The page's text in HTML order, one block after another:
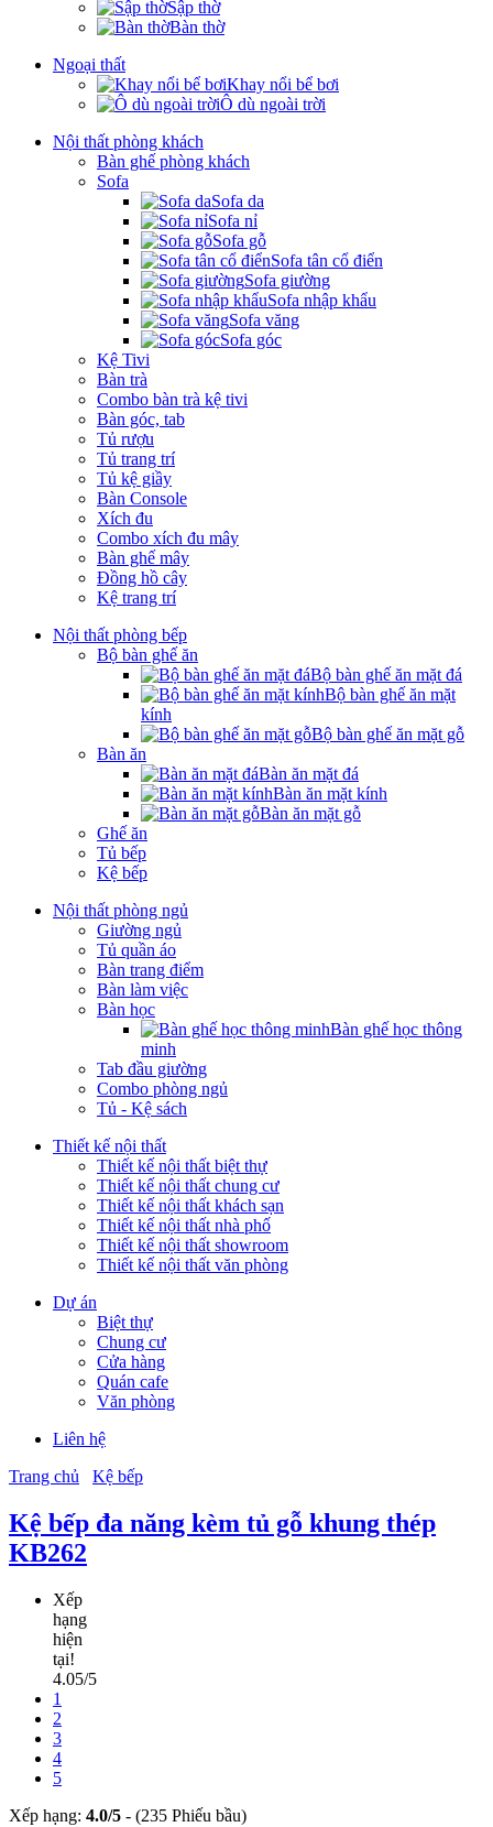
Sập thờ
Bàn thờ
Ngoại thất
Khay nổi bể bơi
Ô dù ngoài trời
Nội thất phòng khách
Bàn ghế phòng khách
Sofa
Sofa da
Sofa nỉ
Sofa gỗ
Sofa tân cổ điển
Sofa giường
Sofa nhập khẩu
Sofa văng
Sofa góc
Kệ Tivi
Bàn trà
Combo bàn trà kệ tivi
Bàn góc, tab
Tủ rượu
Tủ trang trí
Tủ kệ giầy
Bàn Console
Xích đu
Combo xích đu mây
Bàn ghế mây
Đồng hồ cây
Kệ trang trí
Nội thất phòng bếp
Bộ bàn ghế ăn
Bộ bàn ghế ăn mặt đá
Bộ bàn ghế ăn mặt
kính
Bộ bàn ghế ăn mặt gỗ
Bàn ăn
Bàn ăn mặt đá
Bàn ăn mặt kính
Bàn ăn mặt gỗ
Ghế ăn
Tủ bếp
Kệ bếp
Nội thất phòng ngủ
Giường ngủ
Tủ quần áo
Bàn trang điểm
Bàn làm việc
Bàn học
Bàn ghế học thông
minh
Tab đầu giường
Combo phòng ngủ
Tủ - Kệ sách
Thiết kế nội thất
Thiết kế nội thất biệt thự
Thiết kế nội thất chung cư
Thiết kế nội thất khách sạn
Thiết kế nội thất nhà phố
Thiết kế nội thất showroom
Thiết kế nội thất văn phòng
Dự án
Biệt thự
Chung cư
Cửa hàng
Quán cafe
Văn phòng
Liên hệ
Trang chủ
Kệ bếp
Kệ bếp đa năng kèm tủ gỗ khung thép
KB262
Xếp
hạng
hiện
tại!
4.05/5
1
2
3
4
5
Xếp hạng: 4.0/5 - (235 Phiếu bầu)